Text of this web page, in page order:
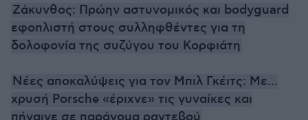
Ζάκυνθος: Πρώην αστυνομικός και bodyguard
εφοπλιστή στους συλληφθέντες για τη
δολοφονία της συζύγου του Κορφιάτη
Νέες αποκαλύψεις για τον Μπιλ Γκέιτς: Με...
χρυσή Porsche «έριχνε» τις γυναίκες και